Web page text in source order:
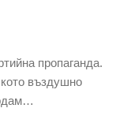
пропаганда.
въздушно